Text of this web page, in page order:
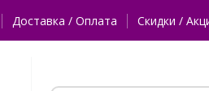
Доставка / Оплата Скидки /